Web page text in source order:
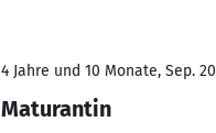
4 Jahre und 10 Monate, Sep.
Maturantin